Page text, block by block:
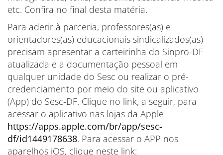
etc. Confira no final desta matéria.
Para aderir à parceria, professores(as) e
orientadores(as) educacionais sindicalizados(as)
precisam apresentar a carteirinha do Sinpro-DF
atualizada e a documentação pessoal em
qualquer unidade do Sesc ou realizar o pré-
credenciamento por meio do site ou aplicativo
(App) do Sesc-DF. Clique no link, a seguir, para
acessar o aplicativo nas lojas da Apple
https://apps.apple.com/br/app/sesc-
df/id1449178638. Para acessar o APP nos
aparelhos iOS, clique neste link: